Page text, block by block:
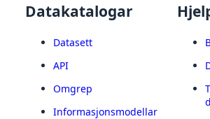
Datakatalogar
Datasett
API
Omgrep
Informasjonsmodellar